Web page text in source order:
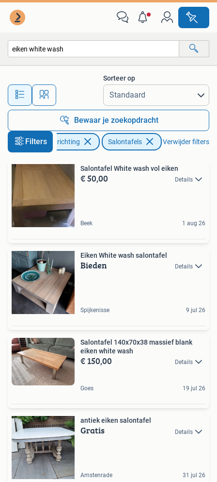
Alle afstanden…
Sorteer op
Bewaar je zoekopdracht
Filters
Huis en Inrichting Salontafels Verwijder filters
Salontafel White wash vol eiken
€ 50,00 Details
Beek 1 aug 26
Eiken White wash salontafel
Bieden Details
Spijkenisse 9 jul 26
Salontafel 140x70x38 massief blank
eiken white wash
€ 150,00 Details
Goes 19 jul 26
antiek eiken salontafel
Gratis Details
Amstenrade 31 jul 26